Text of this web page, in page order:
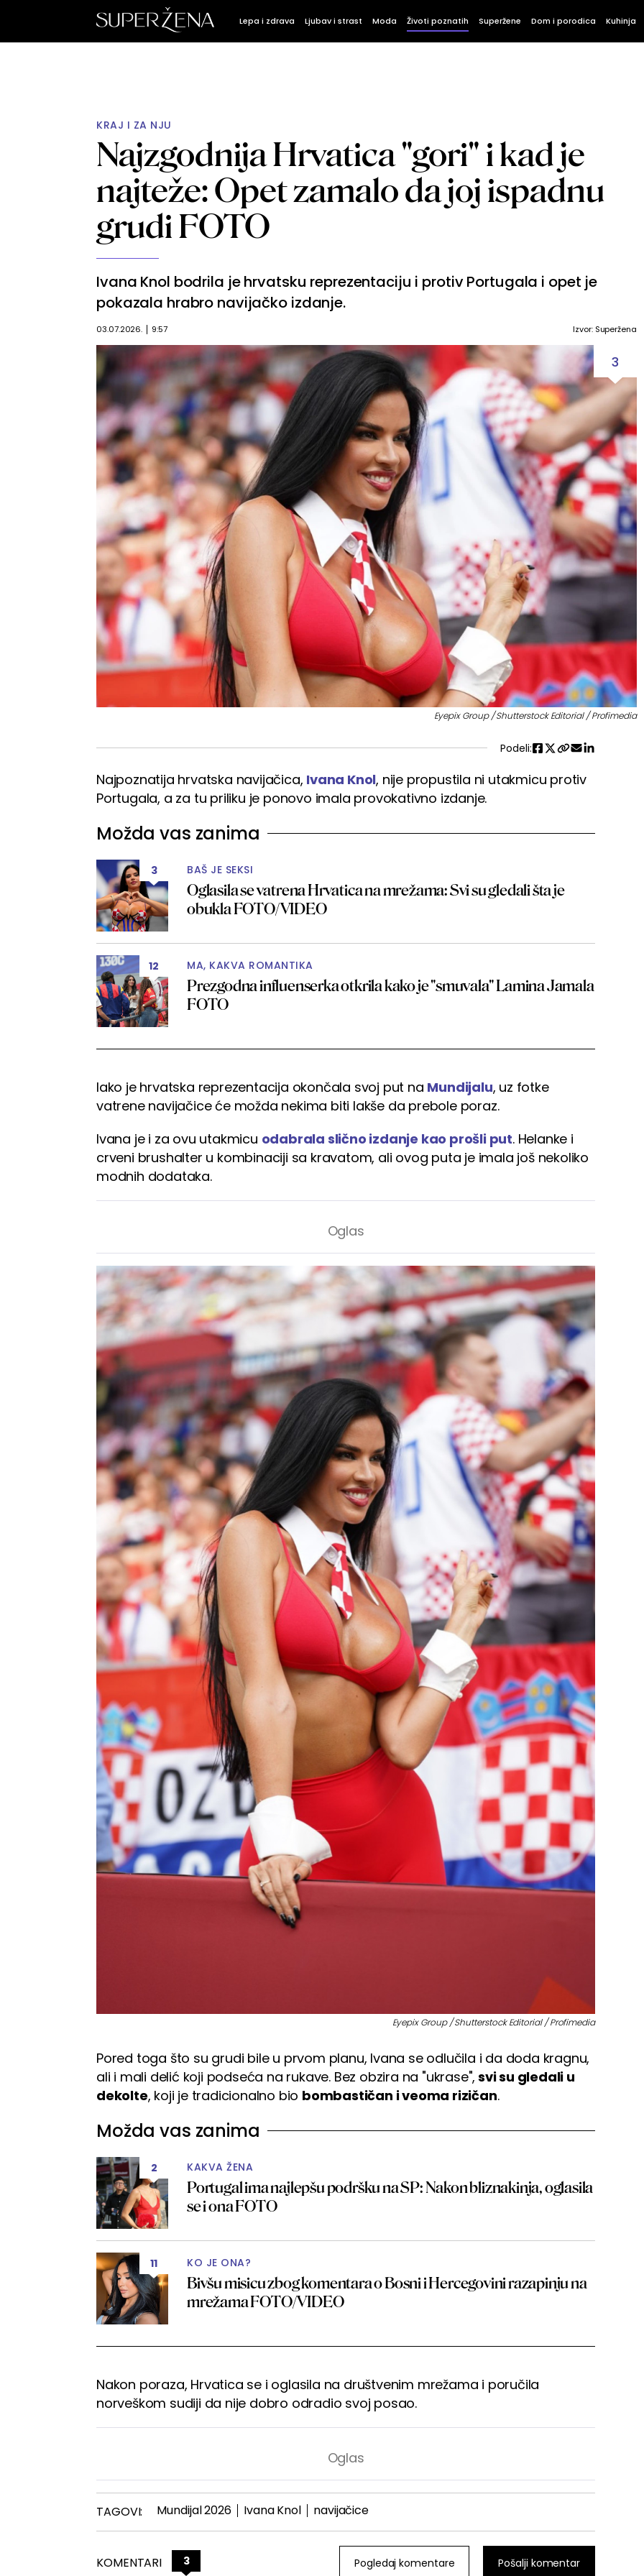
Lepa i zdrava Ljubav i strast Moda Životi poznatih Superžene Dom i porodica Kuhinja
KRAJ I ZA NJU
Najzgodnija Hrvatica "gori" i kad je
najteže: Opet zamalo da joj ispadnu
grudi FOTO
Ivana Knol bodrila je hrvatsku reprezentaciju i protiv Portugala i opet je
pokazala hrabro navijačko izdanje.
03.07.2026. 9:57 Izvor: Superžena
3
Eyepix Group / Shutterstock Editorial / Profimedia
Podeli:
Najpoznatija hrvatska navijačica, Ivana Knol, nije propustila ni utakmicu protiv
Portugala, a za tu priliku je ponovo imala provokativno izdanje.
Možda vas zanima
3 BAŠ JE SEKSI
Oglasila se vatrena Hrvatica na mrežama: Svi su gledali šta je
obukla FOTO/VIDEO
12 MA, KAKVA ROMANTIKA
Prezgodna influenserka otkrila kako je "smuvala" Lamina Jamala
FOTO
Iako je hrvatska reprezentacija okončala svoj put na Mundijalu, uz fotke
vatrene navijačice će možda nekima biti lakše da prebole poraz.
Ivana je i za ovu utakmicu odabrala slično izdanje kao prošli put. Helanke i
crveni brushalter u kombinaciji sa kravatom, ali ovog puta je imala još nekoliko
modnih dodataka.
Eyepix Group / Shutterstock Editorial / Profimedia
Pored toga što su grudi bile u prvom planu, Ivana se odlučila i da doda kragnu,
ali i mali delić koji podseća na rukave. Bez obzira na "ukrase", svi su gledali u
dekolte, koji je tradicionalno bio bombastičan i veoma rizičan.
Možda vas zanima
2 KAKVA ŽENA
Portugal ima najlepšu podršku na SP: Nakon bliznakinja, oglasila
se i ona FOTO
11 KO JE ONA?
Bivšu misicu zbog komentara o Bosni i Hercegovini razapinju na
mrežama FOTO/VIDEO
Nakon poraza, Hrvatica se i oglasila na društvenim mrežama i poručila
norveškom sudiji da nije dobro odradio svoj posao.
TAGOVI: Mundijal 2026 Ivana Knol navijačice
KOMENTARI 3 Pogledaj komentare Pošalji komentar